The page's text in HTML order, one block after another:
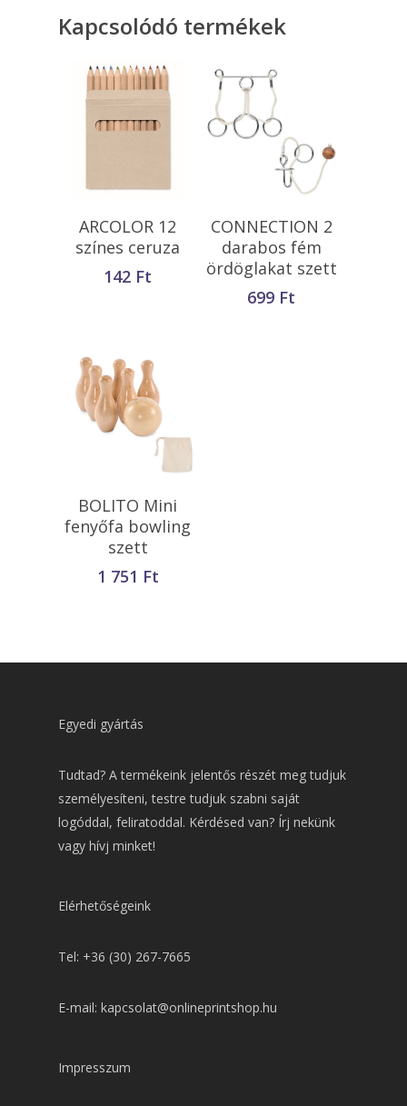
Kapcsolódó termékek
Kosárba
ARCOLOR 12
színes ceruza
142 Ft
Kosárba
Teszem
CONNECTION 2
darabos fém
ördöglakat szett
699 Ft
Kosárba
Teszem
BOLITO Mini
fenyőfa bowling
szett
1 751 Ft
Egyedi gyártás
Tudtad? A termékeink jelentős részét meg tudjuk
személyesíteni, testre tudjuk szabni saját
logóddal, feliratoddal. Kérdésed van? Írj nekünk
vagy hívj minket!
Elérhetőségeink
Tel: +36 (30) 267-7665
E-mail: kapcsolat@onlineprintshop.hu
Impresszum